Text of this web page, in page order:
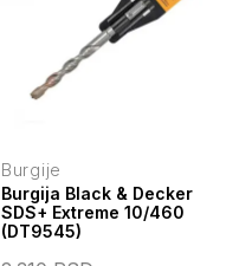
Burgije
Burgija Black & Decker
SDS+ Extreme 10/460
(DT9545)